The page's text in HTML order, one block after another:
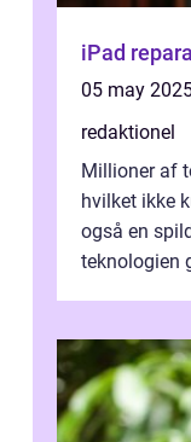
iPad
05 may
redaktionel
Millioner af
hvilket ikke
også en
teknologien